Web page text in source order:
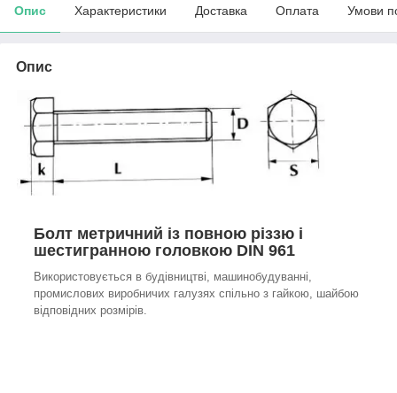
Опис Характеристики Доставка Оплата Умови
Опис
Болт метричний із повною різзю і
шестигранною головкою DIN 961
Використовується в будівництві, машинобудуванні,
промислових виробничих галузях спільно з гайкою, шайбою
відповідних розмірів.